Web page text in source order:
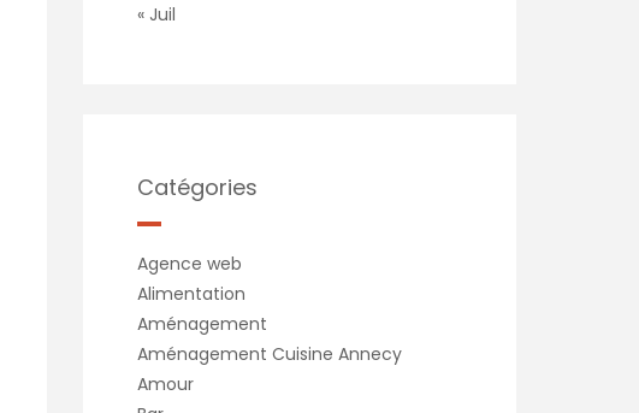
« Juil
Catégories
Agence web
Alimentation
Aménagement
Aménagement Cuisine Annecy
Amour